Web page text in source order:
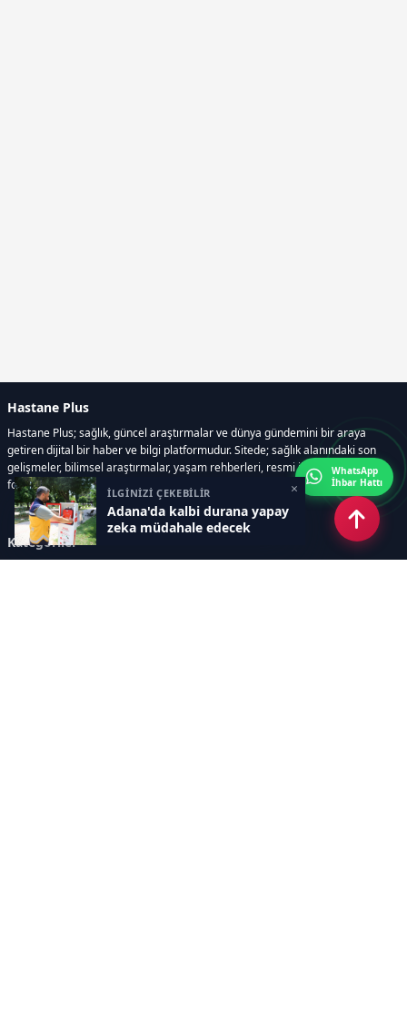
İLGİNİZİ ÇEKEBİLİR
Adana'da kalbi durana yapay
zeka müdahale edecek
×
Hastane Plus
Hastane Plus; sağlık, güncel araştırmalar ve dünya gündemini bir araya
getiren dijital bir haber ve bilgi platformudur. Sitede; sağlık alanındaki son
gelişmeler, bilimsel araştırmalar, yaşam rehberleri, resmi ilanlar, video ve
fotoğraf galerileri ve e-gazete içerikleri yer almaktadır.
Kategoriler
WhatsApp
İhbar Hattı